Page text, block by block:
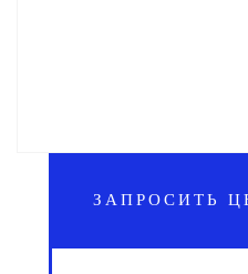
ЗАПРОСИТЬ